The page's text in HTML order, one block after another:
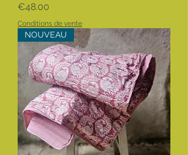
Price
€48.00
Conditions de vente
NOUVEAU